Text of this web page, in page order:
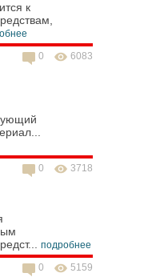
к
6083
0
3718
0
подробнее
5159
0